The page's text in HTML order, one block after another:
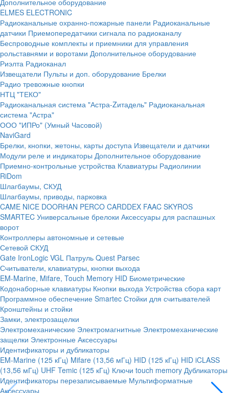
Дополнительное оборудование
ELMES ELECTRONIC
Радиоканальные охранно-пожарные панели Радиоканальные
датчики Приемопередатчики сигнала по радиоканалу
Беспроводные комплекты и приемники для управления
рольставнями и воротами Дополнительное оборудование
Риэлта Радиоканал
Извещатели Пульты и доп. оборудование Брелки
Радио тревожные кнопки
НТЦ "ТЕКО"
Радиоканальная система "Астра-Zитадель" Радиоканальная
система "Астра"
ООО "ИПРо" (Умный Часовой)
NaviGard
Брелки, кнопки, жетоны, карты доступа Извещатели и датчики
Модули реле и индикаторы Дополнительное оборудование
Приемно-контрольные устройства Клавиатуры Радиолинии
RiDom
Шлагбаумы, СКУД
Шлагбаумы, приводы, парковка
CAME NICE DOORHAN PERCO CARDDEX FAAC SKYROS
SMARTEC Универсальные брелоки Аксессуары для распашных
ворот
Контроллеры автономные и сетевые
Сетевой СКУД
Gate IronLogic VGL Патруль Quest Parsec
Считыватели, клавиатуры, кнопки выхода
EM-Marine, Mifare, Touch Memory HID Биометрические
Кодонаборные клавиатуры Кнопки выхода Устройства сбора карт
Программное обеспечение Smartec Стойки для считывателей
Кронштейны и стойки
Замки, электрозащелки
Электромеханические Электромагнитные Электромеханические
защелки Электронные Аксессуары
Идентификаторы и дубликаторы
EM-Marine (125 кГц) Mifare (13,56 мГц) HID (125 кГц) HID iCLASS
(13,56 мГц) UHF Temic (125 кГц) Ключи touch memory Дубликаторы
Идентификаторы перезаписываемые Мультиформатные
Аксессуары